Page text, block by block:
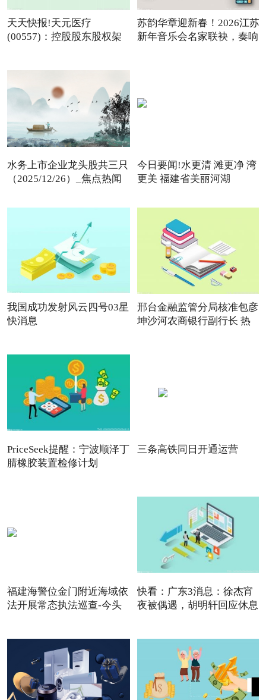
天天快报!天元医疗
(00557)：控股股东股权架
苏韵华章迎新春！2026江苏
新年音乐会名家联袂，奏响
水务上市企业龙头股共三只
（2025/12/26）_焦点热闻
今日要闻!水更清 滩更净 湾
更美 福建省美丽河湖
我国成功发射风云四号03星
快消息
邢台金融监管分局核准包彦
坤沙河农商银行副行长 热
PriceSeek提醒：宁波顺泽丁
腈橡胶装置检修计划
三条高铁同日开通运营
福建海警位金门附近海域依
法开展常态执法巡查-今头
快看：广东3消息：徐杰宵
夜被偶遇，胡明轩回应休息